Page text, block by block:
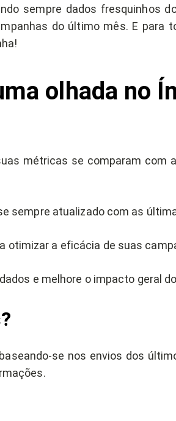
sempre dados fresquinhos
do último mês. E para
olhada no
métricas se comparam com
sempre atualizado com as
otimizar a eficácia de suas
e melhore o impacto geral
se nos envios dos